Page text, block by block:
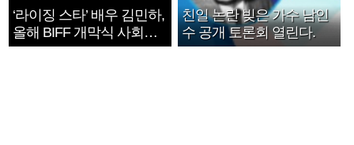
‘라이징 스타’ 배우 김민하,
올해 BIFF 개막식 사회자
확정
친일 논란 빚은 가수 남인
수 공개 토론회 열린다.